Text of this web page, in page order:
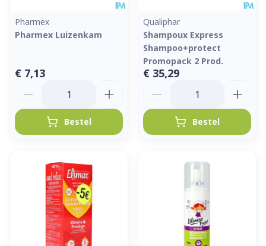
Pharmex
Pharmex Luizenkam
€ 7,13
Bestel
Qualiphar
Shampoux Express
Shampoo+protect
Promopack 2 Prod.
€ 35,29
Bestel